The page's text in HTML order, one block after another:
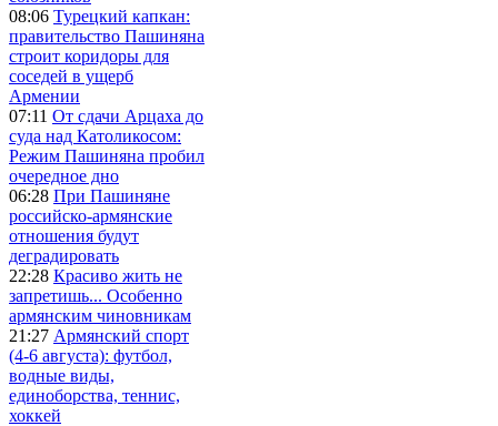
08:06 Турецкий капкан:
правительство Пашиняна
строит коридоры для
соседей в ущерб
Армении
07:11 От сдачи Арцаха до
суда над Католикосом:
Режим Пашиняна пробил
очередное дно
06:28 При Пашиняне
российско-армянские
отношения будут
деградировать
22:28 Красиво жить не
запретишь... Особенно
армянским чиновникам
21:27 Армянский спорт
(4-6 августа): футбол,
водные виды,
единоборства, теннис,
хоккей